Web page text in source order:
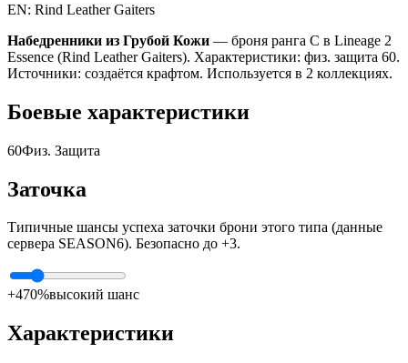
EN: Rind Leather Gaiters
Набедренники из Грубой Кожи — броня ранга C в Lineage 2
Essence (Rind Leather Gaiters). Характеристики: физ. защита 60.
Источники: создаётся крафтом. Используется в 2 коллекциях.
Боевые характеристики
60Физ. Защита
Заточка
Типичные шансы успеха заточки брони этого типа (данные
сервера SEASON6). Безопасно до +3.
+470%высокий шанс
Характеристики